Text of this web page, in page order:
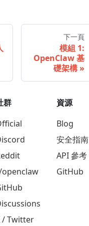
下一頁
模組 1:
OpenClaw 基
礎架構
群
/ Twitter
資源
Blog
安全指南
API 參考
GitHub